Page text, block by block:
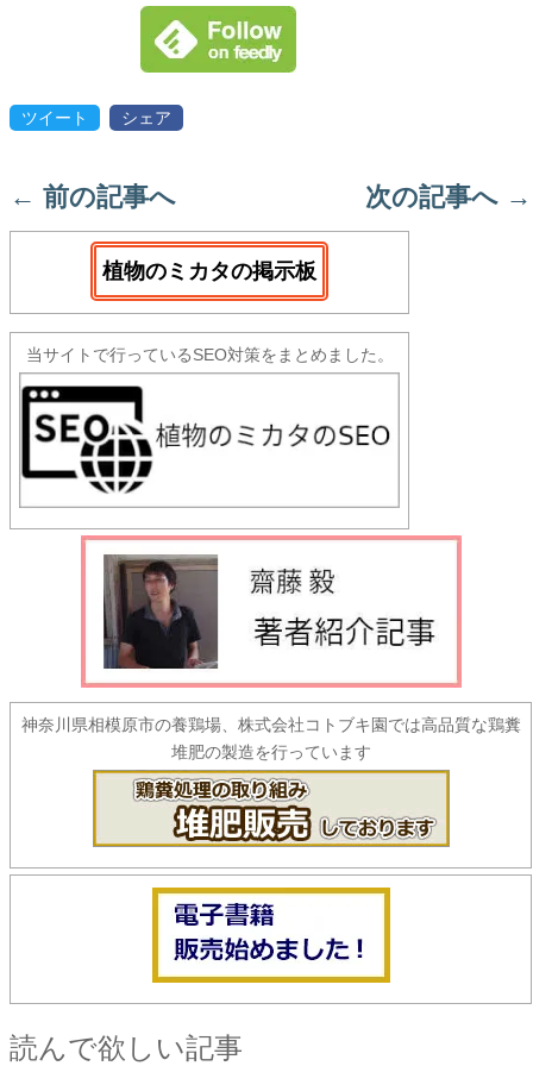
ツイート シェア
← 前の記事へ 次の記事へ →
植物のミカタの掲示板
当サイトで行っているSEO対策をまとめました。
神奈川県相模原市の養鶏場、株式会社コトブキ園では高品質な鶏糞
堆肥の製造を行っています
読んで欲しい記事